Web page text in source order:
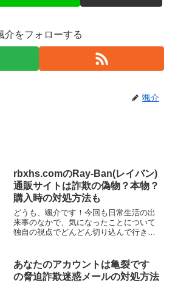
介をフォローする
颯介
rbxhs.comのRay-Ban(レイバン)
通販サイトは詐欺の偽物？本物？
購入時の対処方法も
どうも、颯介です！今回も日常生活の出
来事のなかで、気になったことについて
独自の視点でどんどん切り込んで行きた
は、「rbxhs.com」というアドレスのサン
グラス「Ray-...
あなたのアカウントは亀裂です
の脅迫詐欺迷惑メールの対処方法